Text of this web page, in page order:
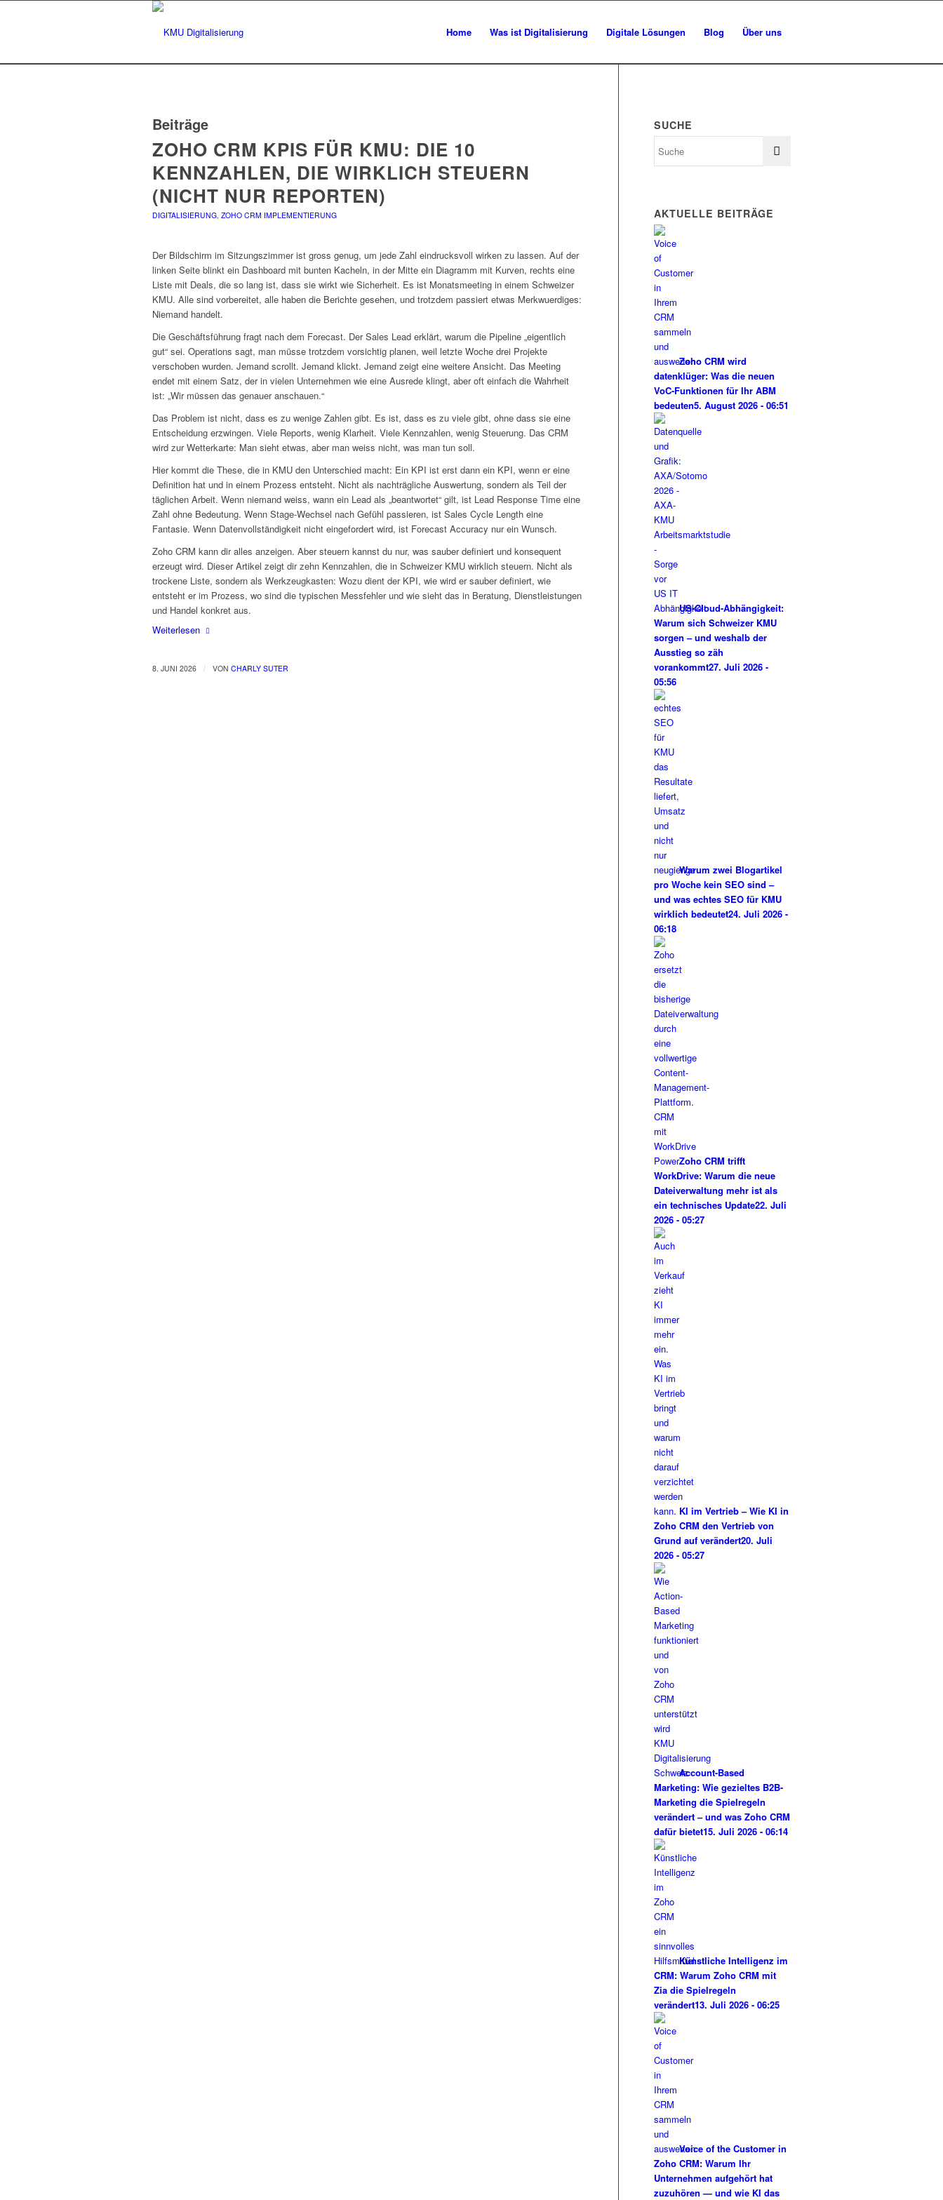
Home Was ist Digitalisierung Digitale Lösungen Blog Über uns
Beiträge
ZOHO CRM KPIS FÜR KMU: DIE 10
KENNZAHLEN, DIE WIRKLICH STEUERN
(NICHT NUR REPORTEN)
DIGITALISIERUNG, ZOHO CRM IMPLEMENTIERUNG
Der Bildschirm im Sitzungszimmer ist gross genug, um jede Zahl eindrucksvoll wirken zu lassen. Auf der
linken Seite blinkt ein Dashboard mit bunten Kacheln, in der Mitte ein Diagramm mit Kurven, rechts eine
Liste mit Deals, die so lang ist, dass sie wirkt wie Sicherheit. Es ist Monatsmeeting in einem Schweizer
KMU. Alle sind vorbereitet, alle haben die Berichte gesehen, und trotzdem passiert etwas Merkwuerdiges:
Niemand handelt.
Die Geschäftsführung fragt nach dem Forecast. Der Sales Lead erklärt, warum die Pipeline „eigentlich
gut“ sei. Operations sagt, man müsse trotzdem vorsichtig planen, weil letzte Woche drei Projekte
verschoben wurden. Jemand scrollt. Jemand klickt. Jemand zeigt eine weitere Ansicht. Das Meeting
endet mit einem Satz, der in vielen Unternehmen wie eine Ausrede klingt, aber oft einfach die Wahrheit
ist: „Wir müssen das genauer anschauen.“
Das Problem ist nicht, dass es zu wenige Zahlen gibt. Es ist, dass es zu viele gibt, ohne dass sie eine
Entscheidung erzwingen. Viele Reports, wenig Klarheit. Viele Kennzahlen, wenig Steuerung. Das CRM
wird zur Wetterkarte: Man sieht etwas, aber man weiss nicht, was man tun soll.
Hier kommt die These, die in KMU den Unterschied macht: Ein KPI ist erst dann ein KPI, wenn er eine
Definition hat und in einem Prozess entsteht. Nicht als nachträgliche Auswertung, sondern als Teil der
täglichen Arbeit. Wenn niemand weiss, wann ein Lead als „beantwortet“ gilt, ist Lead Response Time eine
Zahl ohne Bedeutung. Wenn Stage-Wechsel nach Gefühl passieren, ist Sales Cycle Length eine
Fantasie. Wenn Datenvollständigkeit nicht eingefordert wird, ist Forecast Accuracy nur ein Wunsch.
Zoho CRM kann dir alles anzeigen. Aber steuern kannst du nur, was sauber definiert und konsequent
erzeugt wird. Dieser Artikel zeigt dir zehn Kennzahlen, die in Schweizer KMU wirklich steuern. Nicht als
trockene Liste, sondern als Werkzeugkasten: Wozu dient der KPI, wie wird er sauber definiert, wie
entsteht er im Prozess, wo sind die typischen Messfehler und wie sieht das in Beratung, Dienstleistungen
und Handel konkret aus.
Weiterlesen
8. JUNI 2026 / VON CHARLY SUTER
SUCHE
AKTUELLE BEITRÄGE
Zoho CRM wird
datenklüger: Was die neuen
VoC-Funktionen für Ihr ABM
bedeuten5. August 2026 - 06:51
US-Cloud-Abhängigkeit:
Warum sich Schweizer KMU
sorgen – und weshalb der
Ausstieg so zäh
vorankommt27. Juli 2026 -
05:56
Warum zwei Blogartikel
pro Woche kein SEO sind –
und was echtes SEO für KMU
wirklich bedeutet24. Juli 2026 -
06:18
Zoho CRM trifft
WorkDrive: Warum die neue
Dateiverwaltung mehr ist als
ein technisches Update22. Juli
2026 - 05:27
KI im Vertrieb – Wie KI in
Zoho CRM den Vertrieb von
Grund auf verändert20. Juli
2026 - 05:27
Account-Based
Marketing: Wie gezieltes B2B-
Marketing die Spielregeln
verändert – und was Zoho CRM
dafür bietet15. Juli 2026 - 06:14
Künstliche Intelligenz im
CRM: Warum Zoho CRM mit
Zia die Spielregeln
verändert13. Juli 2026 - 06:25
Voice of the Customer in
Zoho CRM: Warum Ihr
Unternehmen aufgehört hat
zuzuhören — und wie KI das